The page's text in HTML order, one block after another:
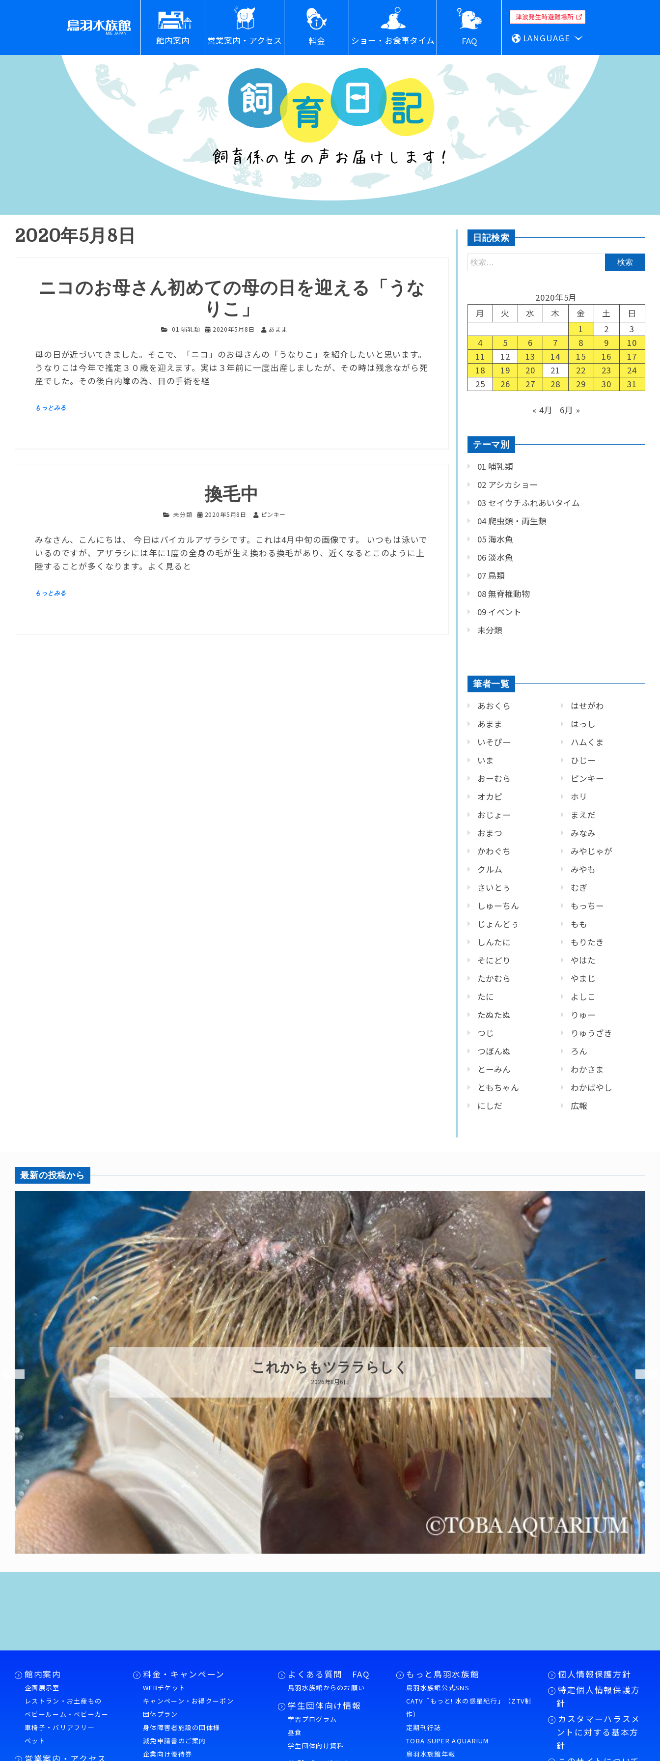
館内案内 営業案内・アクセス 料金 ショー・お食事タイム FAQ LANGUAGE
2020年5月8日
ニコのお母さん初めての母の日を迎える「うな
りこ」
01 哺乳類 2020年5月8日 あまま
母の日が近づいてきました。そこで、「ニコ」のお母さんの「うなりこ」を紹介したいと思います。
うなりこは今年で推定３０歳を迎えます。実は３年前に一度出産しましたが、その時は残念ながら死
産でした。その後白内障の為、目の手術を経
換毛中
未分類 2020年5月8日 ピンキー
みなさん、こんにちは、 今日はバイカルアザラシです。これは4月中旬の画像です。 いつもは泳いで
いるのですが、アザラシには年に1度の全身の毛が生え換わる換毛があり、近くなるとこのように上
陸することが多くなります。よく見ると
日記検索
2020年5月
月
火 水 木 金 土
日
1
2
3
4
5 6 7 8 9
10
11
12 13 14 15 16
17
18
19 20 21 22 23
24
25
26 27 28 29 30 31
« 4月 6月 »
テーマ別
01 哺乳類
02 アシカショー
03 セイウチふれあいタイム
04 爬虫類・両生類
05 海水魚
06 淡水魚
07 鳥類
08 無脊椎動物
09 イベント
未分類
筆者一覧
あおくら
あまま
いそぴー
いま
おーむら
オカピ
おじょー
おまつ
かわぐち
クルム
さいとぅ
しゅーちん
じょんどぅ
しんたに
そにどり
たかむら
たに
たぬたぬ
つじ
つぼんぬ
とーみん
ともちゃん
にしだ
はせがわ
はっし
ハムくま
ひじー
ピンキー
ホリ
まえだ
みなみ
みやじゃが
みやも
むぎ
もっちー
もも
もりたき
やはた
やまじ
よしこ
りゅー
りゅうざき
ろん
わかさま
わかばやし
広報
最新の投稿から
ハロー’s Birthday!!!
2026年8月6日
館内案内
企画展示室
レストラン・お土産もの
ベビールーム・ベビーカー
車椅子・バリアフリー
ペット
営業案内・アクセス
料金・キャンペーン
WEBチケット
キャンペーン・お得クーポン
団体プラン
身体障害者施設の団体様
減免申請書のご案内
企業向け優待券
よくある質問 FAQ
鳥羽水族館からのお願い
学生団体向け情報
学習プログラム
昼食
学生団体向け資料
もっと鳥羽水族館
鳥羽水族館公式SNS
CATV「もっと! 水の惑星紀行」（ZTV制
作）
定期刊行誌
TOBA SUPER AQUARIUM
鳥羽水族館年報
個人情報保護方針
特定個人情報保護方
針
カスタマーハラスメ
ントに対する基本方
針